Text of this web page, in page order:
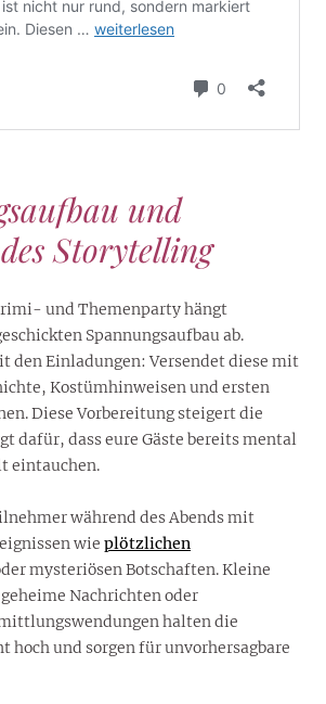
und
Storytelling
und Themenparty hängt
Spannungsaufbau ab.
den Einladungen: Versendet diese mit
Kostümhinweisen und ersten
Diese Vorbereitung steigert die
dafür, dass eure Gäste bereits mental
eintauchen.
während des Abends mit
wie plötzlichen
mysteriösen Botschaften. Kleine
Nachrichten oder
halten die
hoch und sorgen für unvorhersagbare